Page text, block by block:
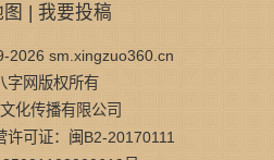
| 我要投稿
2026 sm.xingzuo360.cn
字网版权所有
化传播有限公司
许可证：闽B2-20170111